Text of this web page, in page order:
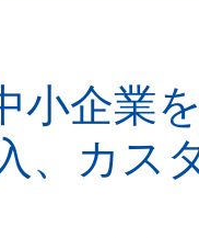
小企業
、カス